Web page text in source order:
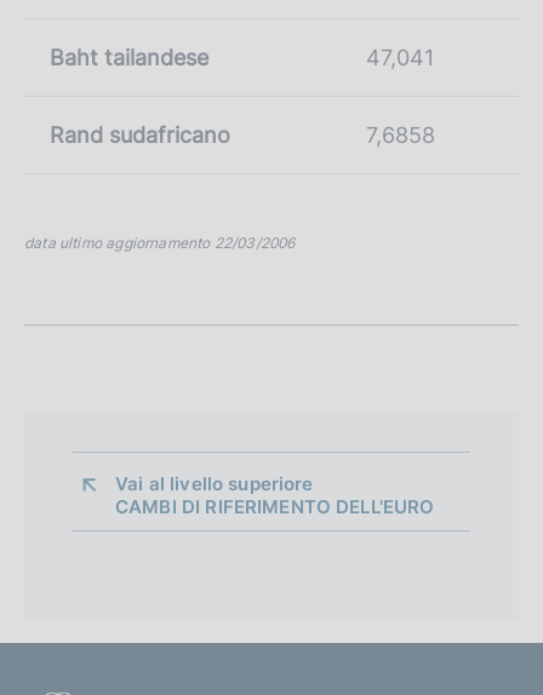
Baht tailandese 47,041
Rand sudafricano 7,6858
data ultimo aggiornamento 22/03/2006
Vai al livello superiore
CAMBI DI RIFERIMENTO DELL'EURO